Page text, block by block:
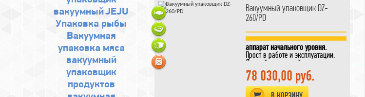
вакуумныйJEJU
Упаковка рыбы
Вакуумная
упаковка мяса
вакуумный
упаковщик
продуктов
Вакуумный упаковщик DZ-
260/PD
аппарат начального уровня.
Прост в работе и эксплуатации.
Данный вакуумный упаковщик
пользуется
заслуженной популярностью у
заготовителей грибов,
орехов, рыбы, мяса, необходимо
78 030,00 руб.